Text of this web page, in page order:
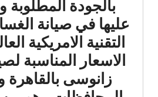
بالجودة المطلوبة
عليها في صيانة
التقنية الامريكية
الاسعار المناسبة
زانوسى بالقاهرة